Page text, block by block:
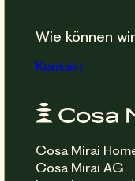
Wie können
Kontakt
Cosa Mirai
Cosa Mirai AG